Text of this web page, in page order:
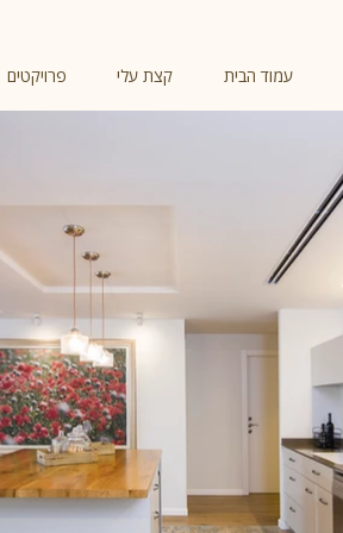
עמוד הבית קצת עלי פרויקטים